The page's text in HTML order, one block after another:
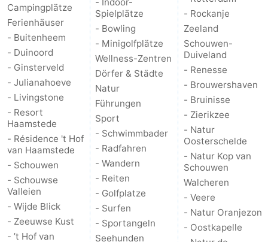
Campingplätze
Ferienhäuser
- Buitenheem
- Duinoord
- Ginsterveld
- Julianahoeve
- Livingstone
- Resort
Haamstede
- Résidence 't Hof
van Haamstede
- Schouwen
- Schouwse
Valleien
- Wijde Blick
- Zeeuwse Kust
- ’t Hof van
Spielplätze
- Bowling
- Minigolfplätze
Wellness-Zentren
Dörfer & Städte
Natur
Führungen
Sport
- Schwimmbader
- Radfahren
- Wandern
- Reiten
- Golfplatze
- Surfen
- Sportangeln
Seehunden
- Rockanje
Zeeland
Schouwen-
Duiveland
- Renesse
- Brouwershaven
- Bruinisse
- Zierikzee
- Natur
Oosterschelde
- Natur Kop van
Schouwen
Walcheren
- Veere
- Natur Oranjezon
- Oostkapelle